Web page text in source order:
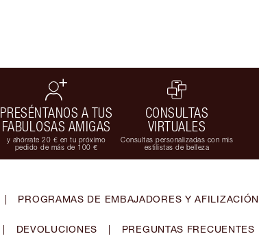
PRESÉNTANOS A TUS
FABULOSAS AMIGAS
y ahórrate 20 € en tu próximo
pedido de más de 100 €
CONSULTAS
VIRTUALES
Consultas personalizadas con mis
estilistas de belleza
| PROGRAMAS DE EMBAJADORES Y AFILIZACIÓN
| DEVOLUCIONES | PREGUNTAS FRECUENTES